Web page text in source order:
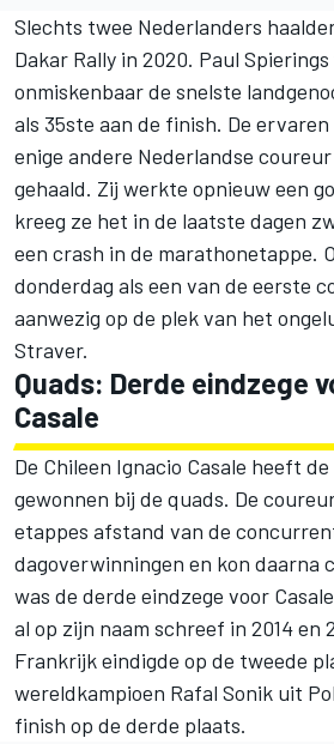
Slechts twee Nederlanders
Dakar Rally in 2020. Paul
onmiskenbaar de snelste
als 35ste aan de finish. De ervaren
enige andere Nederlandse
gehaald. Zij werkte opnieuw een
kreeg ze het in de laatste dagen
een crash in de marathonetappe.
donderdag als een van de eerste
aanwezig op de plek van het
Straver.
Quads: Derde eindzege
Casale
De Chileen Ignacio Casale heeft
gewonnen bij de quads. De
etappes afstand van de
dagoverwinningen en kon daarna
was de derde eindzege voor
al op zijn naam schreef in 2014 en
Frankrijk eindigde op de tweede
wereldkampioen Rafal Sonik uit
finish op de derde plaats.